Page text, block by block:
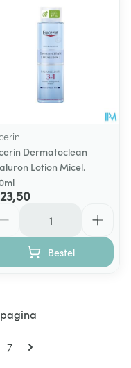
Dermatoclean
Lotion Micel.
Bestel
pagina
Pagina
7